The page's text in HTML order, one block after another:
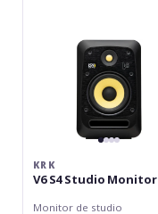
KRK
V6 S4 Studio Monitor
Monitor de studio